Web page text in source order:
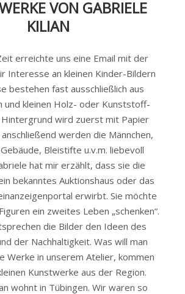
VON GABRIELE
KILIAN
erreichte uns eine Email mit der
Interesse an kleinen Kinder-Bildern
bestehen fast ausschließlich aus
und kleinen Holz- oder Kunststoff-
Hintergrund wird zuerst mit Papier
werden die Männchen,
Bleistifte u.v.m. liebevoll
hat mir erzählt, dass sie die
bekanntes Auktionshaus oder das
erwirbt. Sie möchte
ein zweites Leben „schenken“.
die Bilder den Ideen des
der Nachhaltigkeit. Was will man
Werke in unserem Atelier, kommen
Kunstwerke aus der Region.
wohnt in Tübingen. Wir waren so